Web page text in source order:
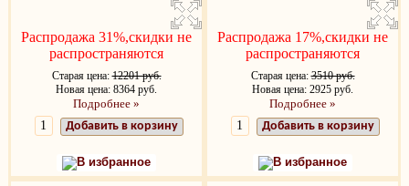
Распродажа 31%,скидки не
распространяются
Старая цена:12201 руб.
Новая цена: 8364 руб.
Подробнее »
Добавить в корзину
В избранное
Распродажа 17%,скидки не
распространяются
Старая цена:3510 руб.
Новая цена: 2925 руб.
Подробнее »
Добавить в корзину
В избранное